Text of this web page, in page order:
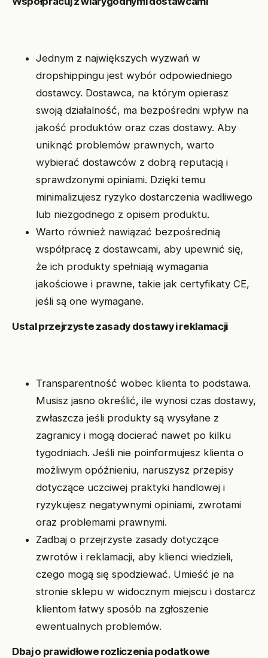
Jednym z największych wyzwań w
dropshippingu jest wybór odpowiedniego
dostawcy. Dostawca, na którym opierasz
swoją działalność, ma bezpośredni wpływ na
jakość produktów oraz czas dostawy. Aby
uniknąć problemów prawnych, warto
wybierać dostawców z dobrą reputacją i
sprawdzonymi opiniami. Dzięki temu
minimalizujesz ryzyko dostarczenia wadliwego
lub niezgodnego z opisem produktu.
Warto również nawiązać bezpośrednią
współpracę z dostawcami, aby upewnić się,
że ich produkty spełniają wymagania
jakościowe i prawne, takie jak certyfikaty CE,
jeśli są one wymagane.
Ustal przejrzyste zasady dostawy i reklamacji
Transparentność wobec klienta to podstawa.
Musisz jasno określić, ile wynosi czas dostawy,
zwłaszcza jeśli produkty są wysyłane z
zagranicy i mogą docierać nawet po kilku
tygodniach. Jeśli nie poinformujesz klienta o
możliwym opóźnieniu, naruszysz przepisy
dotyczące uczciwej praktyki handlowej i
ryzykujesz negatywnymi opiniami, zwrotami
oraz problemami prawnymi.
Zadbaj o przejrzyste zasady dotyczące
zwrotów i reklamacji, aby klienci wiedzieli,
czego mogą się spodziewać. Umieść je na
stronie sklepu w widocznym miejscu i dostarcz
klientom łatwy sposób na zgłoszenie
ewentualnych problemów.
Dbaj o prawidłowe rozliczenia podatkowe